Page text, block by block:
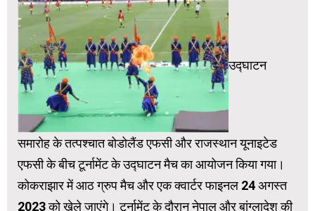
उद्घाटन
समारोह के तत्पश्चात बोडोलैंड एफसी और राजस्थान यूनाइटेड
एफसी के बीच टूर्नामेंट के उद्घाटन मैच का आयोजन किया गया।
कोकराझार में आठ ग्रुप मैच और एक क्वार्टर फाइनल 24 अगस्त
2023 को खेले जाएंगे। टूर्नामेंट के दौरान नेपाल और बांग्लादेश की